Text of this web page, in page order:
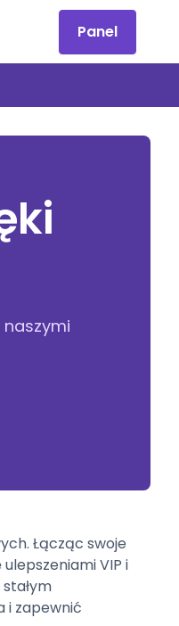
Panel
Łącząc swoje
VIP i
i zapewnić